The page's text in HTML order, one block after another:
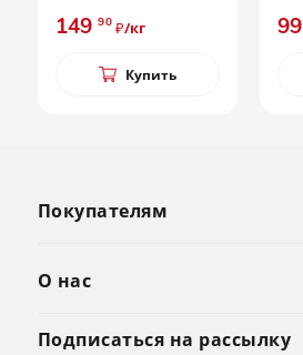
149 90 ₽/кг
Купить
99
Покупателям
О нас
Подписаться на рассылку